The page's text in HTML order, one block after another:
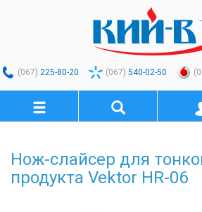
(067) 225-80-20 (067) 540-02-50
Нож-слайсер для
продукта Vektor HR-06